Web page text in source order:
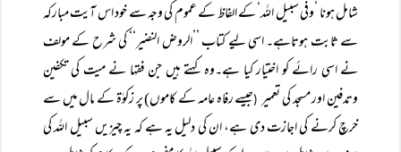
شامل ہونا ’وفی سبیل اللہ‘ کے الفاظ کے عموم کی وجہ سے خود اس آیت مبارکہ
سے ثابت ہوتاہے۔ اسی لیے کتاب ’’الروض النضیر‘‘ کی شرح کے مولف
نے اسی رائے کو اختیار کیا ہے۔وہ کہتے ہیں جن فقہا نے میت کی تکفین
وتدفین اور مسجد کی تعمیر (جیسے رفاہ عامہ کے کاموں) پر زکوٰۃ کے مال میں سے
خرچ کرنے کی اجازت دی ہے، ان کی دلیل یہ ہے کہ یہ چیزیں سبیل اللہ کی